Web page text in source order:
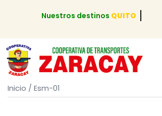
Nuestros destinos QUITO
Inicio / Esm-01